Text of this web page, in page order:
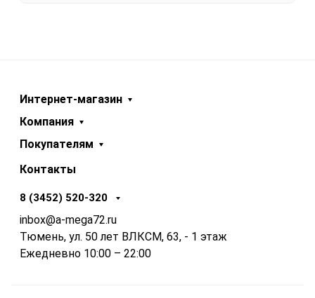
Интернет-магазин
Компания
Покупателям
Контакты
8 (3452) 520-320
inbox@a-mega72.ru
Тюмень, ул. 50 лет ВЛКСМ, 63, - 1 этаж
Ежедневно 10:00 – 22:00